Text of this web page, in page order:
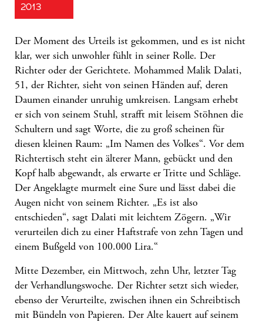
2013
Der Moment des Urteils ist gekommen, und es ist nicht
klar, wer sich unwohler fühlt in seiner Rolle. Der
Richter oder der Gerichtete. Mohammed Malik Dalati,
51, der Richter, sieht von seinen Händen auf, deren
Daumen einander unruhig umkreisen. Langsam erhebt
er sich von seinem Stuhl, strafft mit leisem Stöhnen die
Schultern und sagt Worte, die zu groß scheinen für
diesen kleinen Raum: „Im Namen des Volkes“. Vor dem
Richtertisch steht ein älterer Mann, gebückt und den
Kopf halb abgewandt, als erwarte er Tritte und Schläge.
Der Angeklagte murmelt eine Sure und lässt dabei die
Augen nicht von seinem Richter. „Es ist also
entschieden“, sagt Dalati mit leichtem Zögern. „Wir
verurteilen dich zu einer Haftstrafe von zehn Tagen und
einem Bußgeld von 100.000 Lira.“
Mitte Dezember, ein Mittwoch, zehn Uhr, letzter Tag
der Verhandlungswoche. Der Richter setzt sich wieder,
ebenso der Verurteilte, zwischen ihnen ein Schreibtisch
mit Bündeln von Papieren. Der Alte kauert auf seinem